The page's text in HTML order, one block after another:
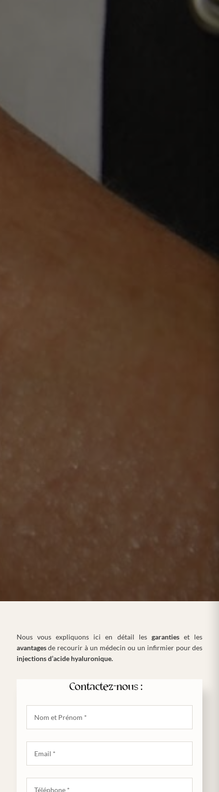
Nous vous expliquons ici en détail les garanties et les
avantagesde recourir à un médecin ou un infirmier pour des
injections d’acide hyaluronique.
Contactez-nous :